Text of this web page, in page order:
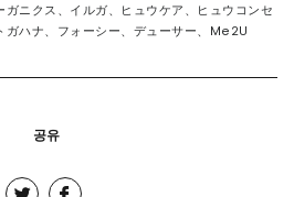
ニクス、イルガ、ヒュウケア、ヒュウコンセ
ガハナ、フォーシー、デューサー、Me2U
공유